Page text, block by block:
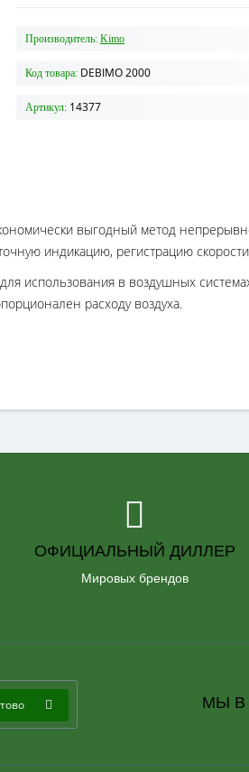
Производитель: Kimo
Код товара: DEBIMO 2000
Артикул: 14377
выгодный метод
индикацию, регистрацию
использования в воздушных
расходу воздуха.
ОФИЦИАЛЬНЫЙ ДИЛЛЕР
Мировых брендов
МЫ В